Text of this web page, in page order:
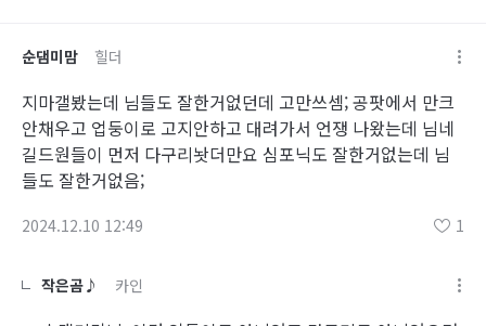
순댐미맘 힐더
지마갤봤는데 님들도 잘한거없던데 고만쓰셈; 공팟에서 만크
안채우고 업둥이로 고지안하고 대려가서 언쟁 나왔는데 님네
길드원들이 먼저 다구리놧더만요 심포닉도 잘한거없는데 님
들도 잘한거없음;
2024.12.10 12:49 1
작은곰♪ 카인